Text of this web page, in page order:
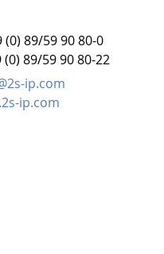
(0) 89/59 90 80-0
(0) 89/59 90 80-22
ip.com
ip.com